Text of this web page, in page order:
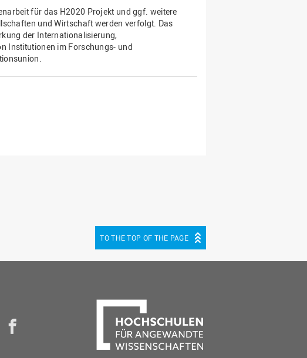
für das H2020 Projekt und ggf. weitere
und Wirtschaft werden verfolgt. Das
der Internationalisierung,
Institutionen im Forschungs- und
TO THE TOP OF THE PAGE